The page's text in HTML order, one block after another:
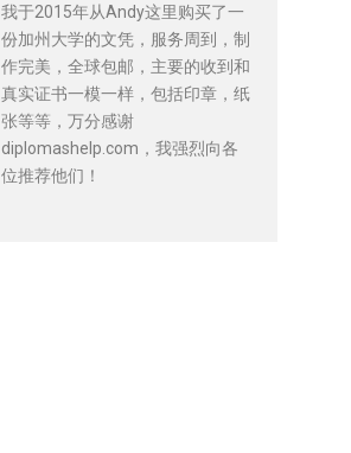
我于2015年从Andy这里购买了一
份加州大学的文凭，服务周到，制
作完美，全球包邮，主要的收到和
真实证书一模一样，包括印章，纸
张等等，万分感谢
diplomashelp.com，我强烈向各
位推荐他们！